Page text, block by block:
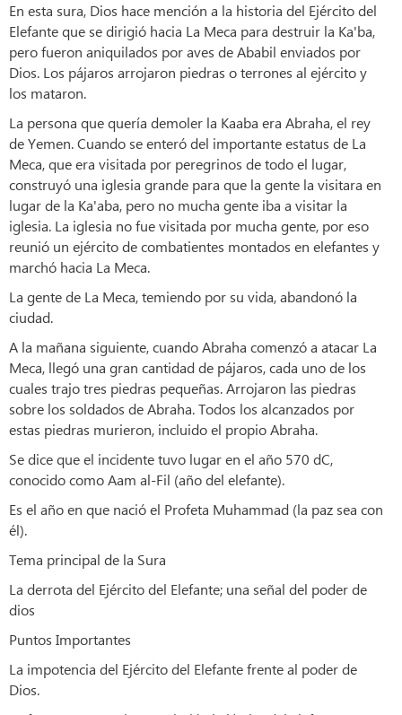
En esta sura, Dios hace mención a la historia del Ejército del
Elefante que se dirigió hacia La Meca para destruir la Ka'ba,
pero fueron aniquilados por aves de Ababil enviados por
Dios. Los pájaros arrojaron piedras o terrones al ejército y
los mataron.
La persona que quería demoler la Kaaba era Abraha, el rey
de Yemen. Cuando se enteró del importante estatus de La
Meca, que era visitada por peregrinos de todo el lugar,
construyó una iglesia grande para que la gente la visitara en
lugar de la Ka'aba, pero no mucha gente iba a visitar la
iglesia. La iglesia no fue visitada por mucha gente, por eso
reunió un ejército de combatientes montados en elefantes y
marchó hacia La Meca.
La gente de La Meca, temiendo por su vida, abandonó la
ciudad.
A la mañana siguiente, cuando Abraha comenzó a atacar La
Meca, llegó una gran cantidad de pájaros, cada uno de los
cuales trajo tres piedras pequeñas. Arrojaron las piedras
sobre los soldados de Abraha. Todos los alcanzados por
estas piedras murieron, incluido el propio Abraha.
Se dice que el incidente tuvo lugar en el año 570 dC,
conocido como Aam al-Fil (año del elefante).
Es el año en que nació el Profeta Muhammad (la paz sea con
él).
Tema principal de la Sura
La derrota del Ejército del Elefante; una señal del poder de
dios
Puntos Importantes
La impotencia del Ejército del Elefante frente al poder de
Dios.